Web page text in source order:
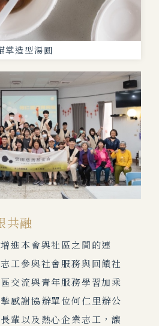
掌造型湯圓
共融
進本會與社區之間的連
工參與社會服務與回饋社
交流與青年服務學習加乘
感謝協辦單位何仁里辦公
輩以及熱心企業志工，讓